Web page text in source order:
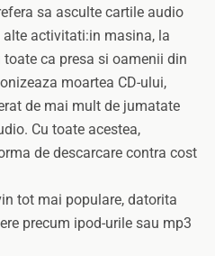
sa asculte cartile audio
activitati:in masina, la
ca presa si oamenii din
moartea CD-ului,
de mai mult de jumatate
Cu toate acestea,
de descarcare contra cost
tot mai populare, datorita
precum ipod-urile sau mp3